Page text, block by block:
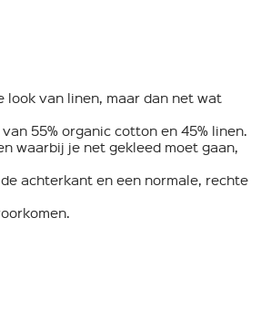
van linen, maar dan net wat
55% organic cotton en 45% linen.
waarbij je net gekleed moet gaan,
achterkant en een normale, rechte